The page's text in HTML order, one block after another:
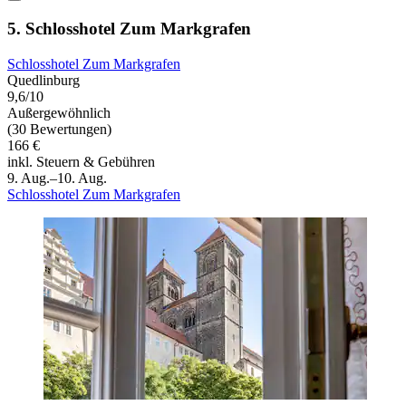
5. Schlosshotel Zum Markgrafen
Schlosshotel Zum Markgrafen
Quedlinburg
9,6/10
Außergewöhnlich
(30 Bewertungen)
166 €
inkl. Steuern & Gebühren
9. Aug.–10. Aug.
Schlosshotel Zum Markgrafen